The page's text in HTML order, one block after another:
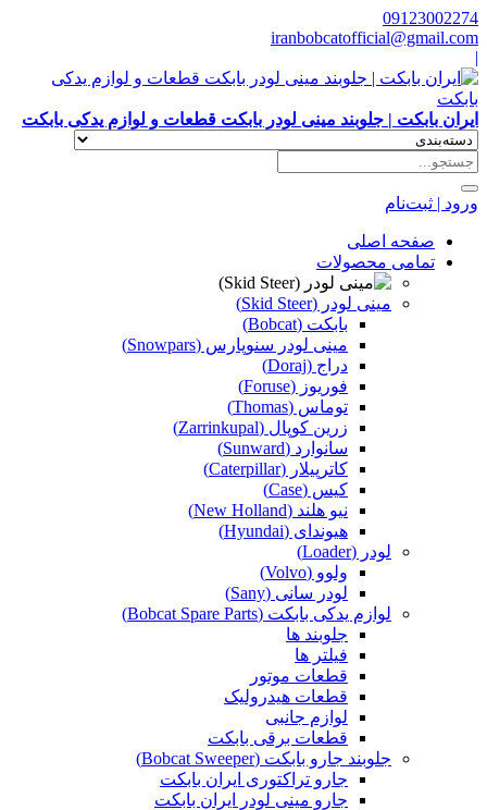
09123002274
iranbobcatofficial@gmail.com
|
ایران بابکت | جلوبند مینی لودر بابکت قطعات و لوازم یدکی بابکت
ورود | ثبت‌نام
صفحه اصلی
تمامی محصولات
مینی لودر (Skid Steer)
بابکت (Bobcat)
مینی لودر سنوپارس (Snowpars)
دراج (Doraj)
فوریوز (Foruse)
توماس (Thomas)
زرین کوپال (Zarrinkupal)
سانوارد (Sunward)
کاترپیلار (Caterpillar)
کیس (Case)
نیو هلند (New Holland)
هیوندای (Hyundai)
لودر (Loader)
ولوو (Volvo)
لودر سانی (Sany)
لوازم یدکی بابکت (Bobcat Spare Parts)
جلوبند ها
فیلتر ها
قطعات موتور
قطعات هیدرولیک
لوازم جانبی
قطعات برقی بابکت
جلوبند جارو بابکت (Bobcat Sweeper)
جارو تراکتوری ایران بابکت
جارو مینی لودر ایران بابکت